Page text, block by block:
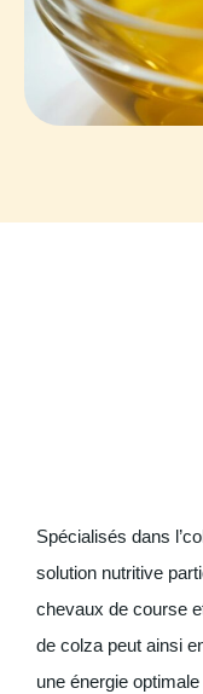
Spécialisés dans
solution nutritive
chevaux de course
de colza peut ainsi
une énergie